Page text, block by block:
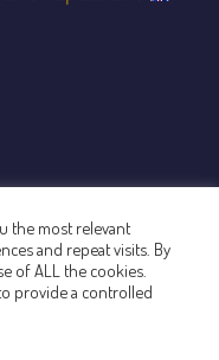
the most relevant
and repeat visits. By
of ALL the cookies.
provide a controlled